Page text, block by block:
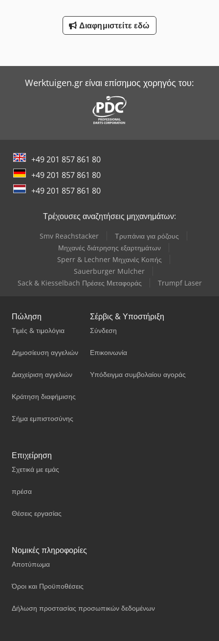
Διαφημιστείτε εδώ
Werktuigen.gr είναι επίσημος χορηγός του:
+49 201 857 861 80
+49 201 857 861 80
+49 201 857 861 80
Τρέχουσες αναζητήσεις μηχανημάτων:
Smv Reachstacker
Τρυπάνια για ρόζους
Μηχανές διάτρησης εξαρτημάτων
Sperr & Lechner Μηχανές Κοπής
Sauerburger Mulcher
Sack & Kiesselbach Πρέσες Μεταφοράς
Trumpf Laser
Πώληση
Τιμές & τιμολόγια
Δημοσίευση αγγελιών
Διαχείριση αγγελιών
Κράτηση διαφήμισης
Σήμα εμπιστοσύνης
Σέρβις & Υποστήριξη
Σύνδεση
Επικοινωνία
Υπόδειγμα συμβολαίου αγοράς
Επιχείρηση
Σχετικά με εμάς
πρέσα
Θέσεις εργασίας
Νομικές πληροφορίες
Αποτύπωμα
Όροι και Προϋποθέσεις
Δήλωση προστασίας προσωπικών δεδομένων